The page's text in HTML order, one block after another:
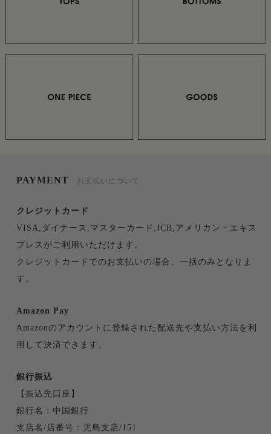
PAYMENT お支払いについて
クレジットカード
VISA,ダイナース,マスターカード,JCB,アメリカン・エキス
プレスがご利用いただけます。
クレジットカードでのお支払いの場合、一括のみとなりま
す。
Amazon Pay
Amazonのアカウントに登録された配送先や支払い方法を利
用して決済できます。
銀行振込
【振込先口座】
銀行名：中国銀行
支店名/店番号：児島支店/151